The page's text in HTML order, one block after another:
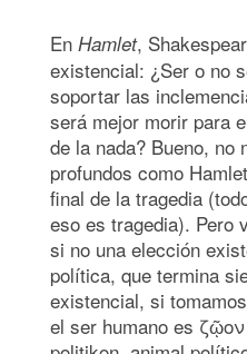
En Hamlet,
existencial: ¿Ser o no
soportar las
será mejor morir para
de la nada? Bueno, no
profundos como
final de la tragedia
eso es tragedia). Pero
si no una elección
política, que termina
existencial, si
el ser humano es